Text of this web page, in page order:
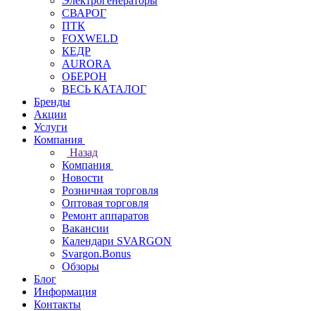
СВАРОГ
ПТК
FOXWELD
КЕДР
AURORA
ОБЕРОН
ВЕСЬ КАТАЛОГ
Бренды
Акции
Услуги
Компания
Назад
Компания
Новости
Розничная торговля
Оптовая торговля
Ремонт аппаратов
Вакансии
Календари SVARGON
Svargon.Bonus
Обзоры
Блог
Информация
Контакты